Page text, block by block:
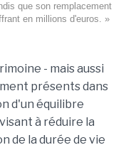
que son remplacement
en millions d'euros. »
- mais aussi
présents dans
d'un équilibre
à réduire la
de la durée de vie